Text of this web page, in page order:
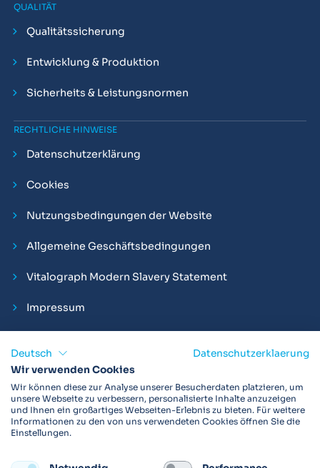
QUALITÄT
Qualitätssicherung
Entwicklung & Produktion
Sicherheits & Leistungsnormen
RECHTLICHE HINWEISE
Datenschutzerklärung
Cookies
Nutzungsbedingungen der Website
Allgemeine Geschäftsbedingungen
Vitalograph Modern Slavery Statement
Impressum
Vitalograph ist ein internationaler Hersteller von Spirometern,
EKGs und Bakterien-Viren-Filtern zur sicheren
Lungenfunktionsdiagnostik. Darüber hinaus sind wir weltweit
als Technologie- und Service-Provider für klinische
Deutsch
Datenschutzerklaerung
Wir verwenden Cookies
Wir können diese zur Analyse unserer Besucherdaten platzieren, um
unsere Webseite zu verbessern, personalisierte Inhalte anzuzeigen
und Ihnen ein großartiges Webseiten-Erlebnis zu bieten. Für weitere
Informationen zu den von uns verwendeten Cookies öffnen Sie die
Einstellungen.